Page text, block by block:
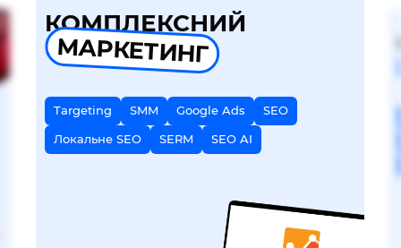
КОМПЛЕКСНИЙ
МАРКЕТИНГ
Targeting SMM Google Ads
SEO
Локальне SEO
SERM SEO AI